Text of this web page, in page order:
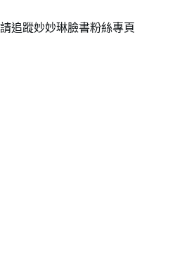
請追蹤妙妙琳臉書粉絲專頁